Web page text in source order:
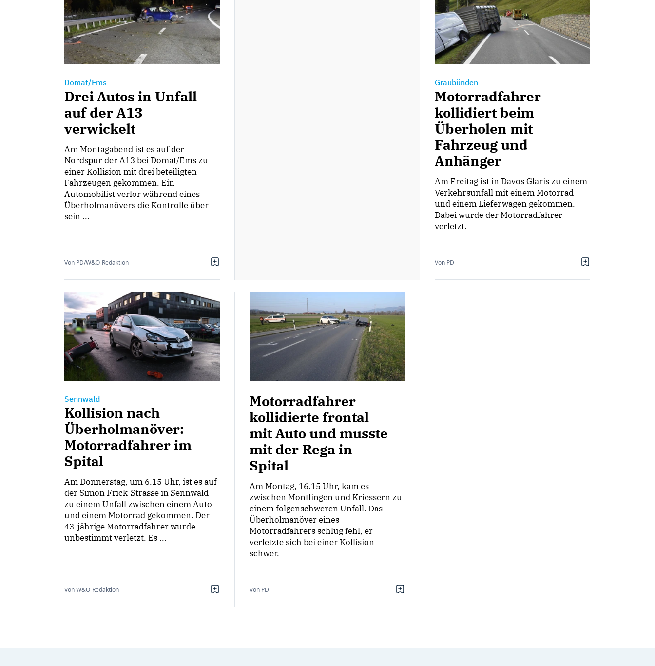
Domat/Ems
Drei Autos in Unfall
auf der A13
verwickelt
Am Montagabend ist es auf der
Nordspur der A13 bei Domat/Ems zu
einer Kollision mit drei beteiligten
Fahrzeugen gekommen. Ein
Automobilist verlor während eines
Überholmanövers die Kontrolle über
sein ...
Von PD/W&O-Redaktion
Graubünden
Motorradfahrer
kollidiert beim
Überholen mit
Fahrzeug und
Anhänger
Am Freitag ist in Davos Glaris zu einem
Verkehrsunfall mit einem Motorrad
und einem Lieferwagen gekommen.
Dabei wurde der Motorradfahrer
verletzt.
Von PD
Sennwald
Kollision nach
Überholmanöver:
Motorradfahrer im
Spital
Am Donnerstag, um 6.15 Uhr, ist es auf
der Simon Frick-Strasse in Sennwald
zu einem Unfall zwischen einem Auto
und einem Motorrad gekommen. Der
43-jährige Motorradfahrer wurde
unbestimmt verletzt. Es ...
Von W&O-Redaktion
Motorradfahrer
kollidierte frontal
mit Auto und musste
mit der Rega in
Spital
Am Montag, 16.15 Uhr, kam es
zwischen Montlingen und Kriessern zu
einem folgenschweren Unfall. Das
Überholmanöver eines
Motorradfahrers schlug fehl, er
verletzte sich bei einer Kollision
schwer.
Von PD